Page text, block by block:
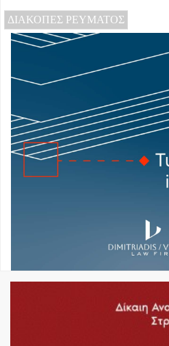
ΔΙΑΚΟΠΕΣ ΡΕΥΜΑΤΟΣ